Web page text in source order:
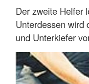
Der zweite Helfer
Unterdessen wird
und Unterkiefer